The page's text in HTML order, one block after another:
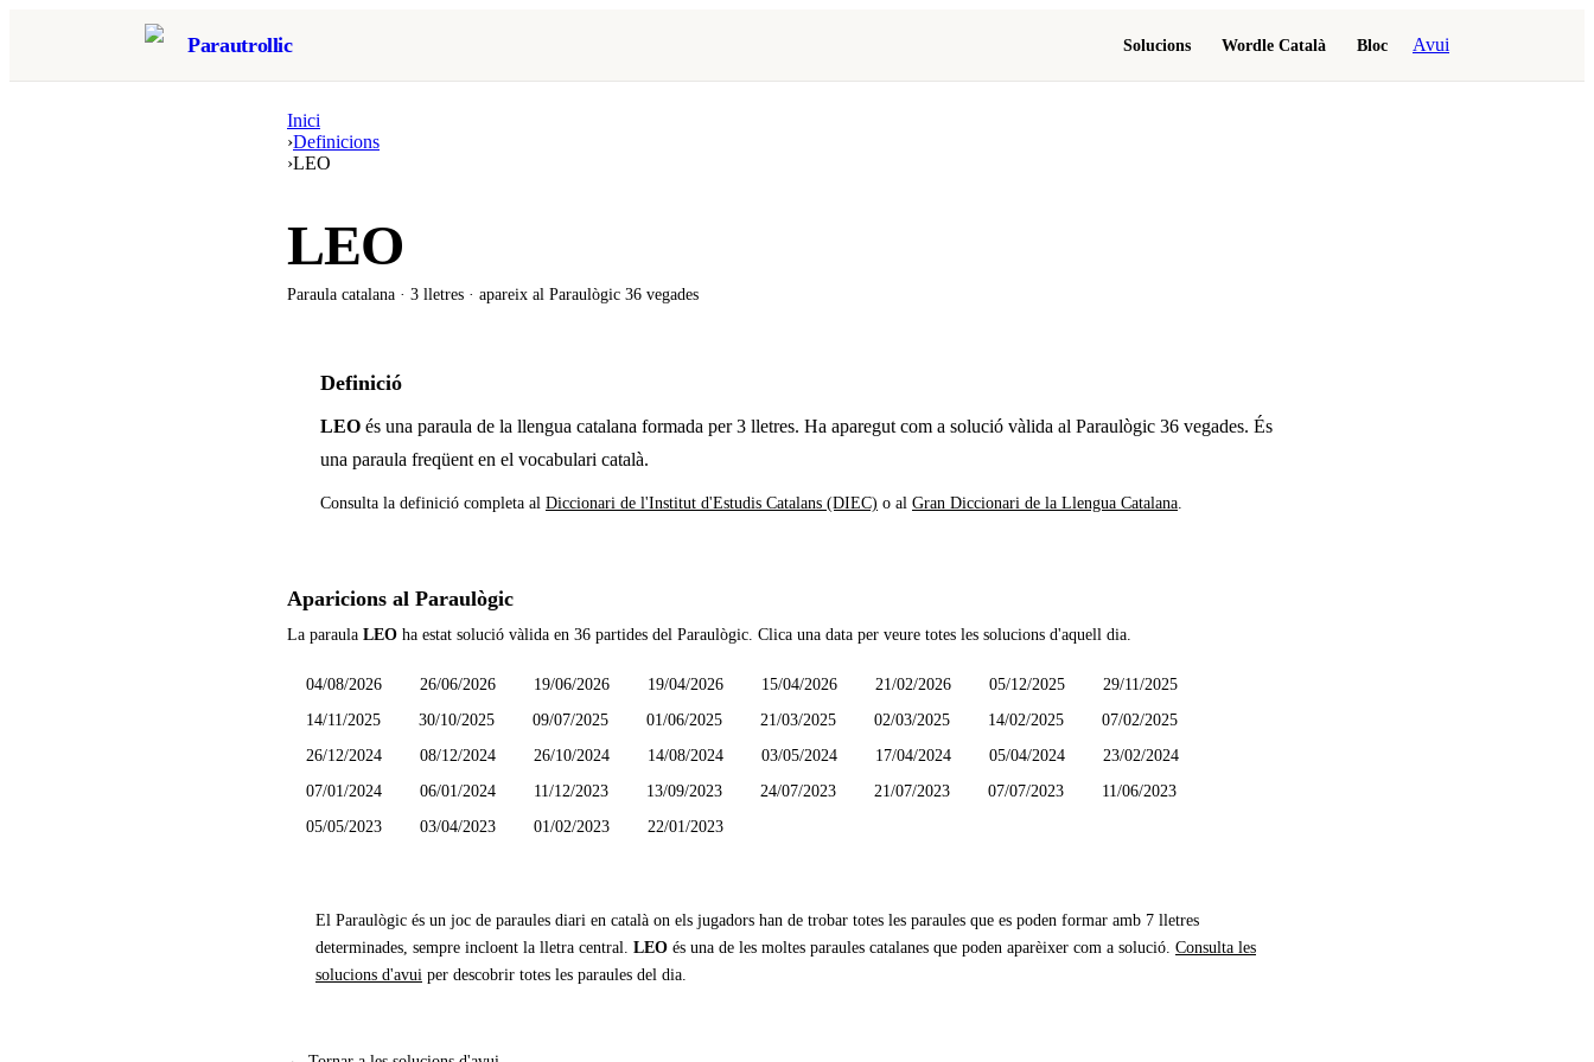
Parautrollic Solucions Wordle Català Bloc Avui
Inici
›Definicions
›LEO
LEO
Paraula catalana · 3 lletres · apareix al Paraulògic 36 vegades
Definició
LEO és una paraula de la llengua catalana formada per 3 lletres. Ha aparegut com a solució vàlida al Paraulògic 36 vegades. És
una paraula freqüent en el vocabulari català.
Consulta la definició completa al Diccionari de l'Institut d'Estudis Catalans (DIEC) o al Gran Diccionari de la Llengua Catalana
Aparicions al Paraulògic
La paraula LEO ha estat solució vàlida en 36 partides del Paraulògic. Clica una data per veure totes les solucions d'aquell dia.
04/08/2026 26/06/2026 19/06/2026 19/04/2026 15/04/2026 21/02/2026 05/12/2025
29/11/2025
14/11/2025
30/10/2025 09/07/2025 01/06/2025 21/03/2025 02/03/2025 14/02/2025
07/02/2025
26/12/2024
08/12/2024 26/10/2024 14/08/2024 03/05/2024 17/04/2024 05/04/2024
23/02/2024
07/01/2024
06/01/2024 11/12/2023 13/09/2023 24/07/2023 21/07/2023 07/07/2023
11/06/2023
05/05/2023
03/04/2023 01/02/2023 22/01/2023
El Paraulògic és un joc de paraules diari en català on els jugadors han de trobar totes les paraules que es poden formar amb 7 lletres
determinades, sempre incloent la lletra central. LEO és una de les moltes paraules catalanes que poden aparèixer com a solució. Consulta les
solucions d'avui per descobrir totes les paraules del dia.